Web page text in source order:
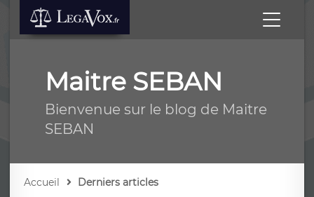
Maitre SEBAN
Bienvenue sur le blog de Maitre
SEBAN
Accueil Derniers articles